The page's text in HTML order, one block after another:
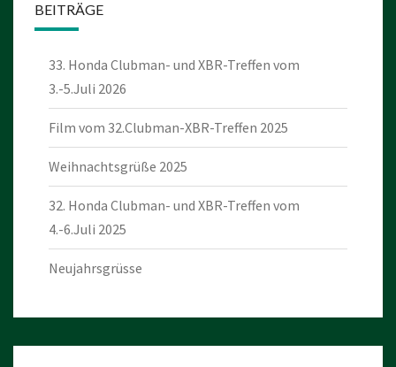
BEITRÄGE
33. Honda Clubman- und XBR-Treffen vom
3.-5.Juli 2026
Film vom 32.Clubman-XBR-Treffen 2025
Weihnachtsgrüße 2025
32. Honda Clubman- und XBR-Treffen vom
4.-6.Juli 2025
Neujahrsgrüsse